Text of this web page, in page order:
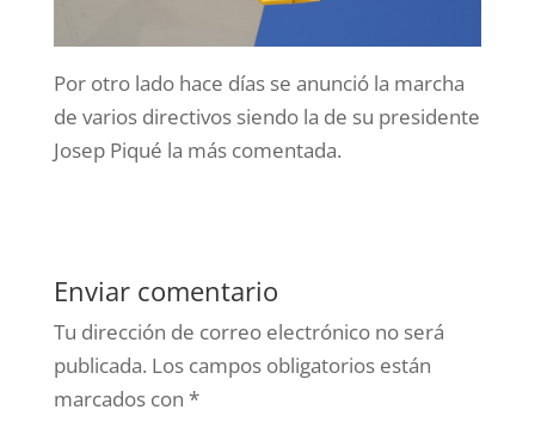
Por otro lado hace días se anunció la marcha
de varios directivos siendo la de su presidente
Josep Piqué la más comentada.
Enviar comentario
Tu dirección de correo electrónico no será
publicada. Los campos obligatorios están
marcados con *